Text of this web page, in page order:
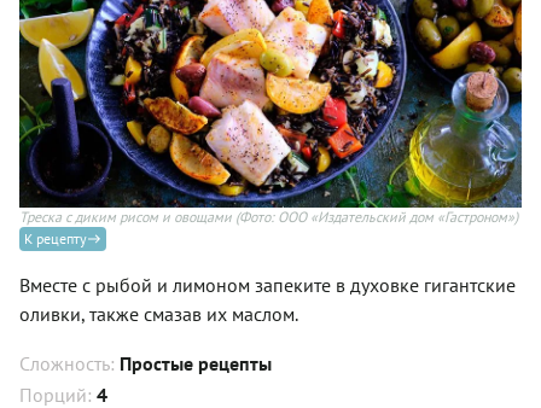
Треска с диким рисом и овощами (Фото: ООО «Издательский дом «Гастроном»)
К рецепту
Вместе с рыбой и лимоном запеките в духовке гигантские
оливки, также смазав их маслом.
Сложность: Простые рецепты
Порций: 4